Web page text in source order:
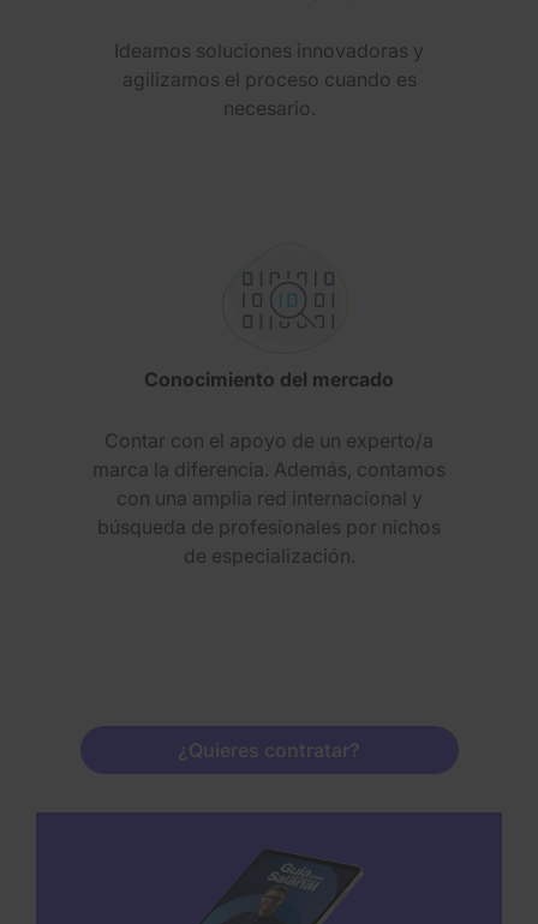
Ideamos soluciones innovadoras y
agilizamos el proceso cuando es
necesario.
Conocimiento del mercado
Contar con el apoyo de un experto/a
marca la diferencia. Además, contamos
con una amplia red internacional y
búsqueda de profesionales por nichos
de especialización.
¿Quieres contratar?